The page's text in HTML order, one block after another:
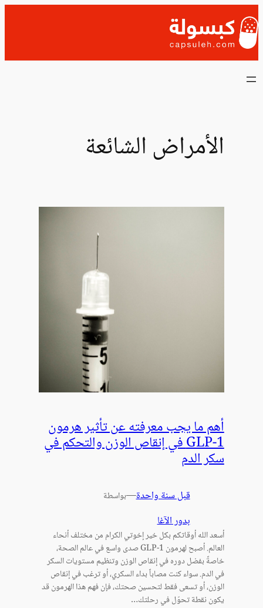
إلى
المحتوى
الأمراض الشائعة
أهم ما يجب معرفته عن تأثير هرمون
GLP-1 في إنقاص الوزن والتحكم في
سكر الدم
قبل سنة واحدة—بواسطة
بدور الآغا
أسعد الله أوقاتكم بكل خير إخوتي الكرام من مختلف أنحاء
العالم. أصبح لهرمون GLP-1 صدى واسع في عالم الصحة،
خاصةً بفضل دوره في إنقاص الوزن وتنظيم مستويات السكر
في الدم. سواء كنت مصاباً بداء السكري، أو ترغب في إنقاص
الوزن، أو تسعى فقط لتحسين صحتك، فإن فهم هذا الهرمون قد
يكون نقطة تحوّل في رحلتك…